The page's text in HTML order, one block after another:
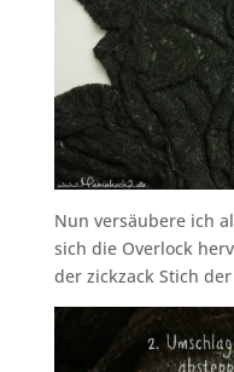
Nun versäubere ich
sich die Overlock
der zickzack Stich